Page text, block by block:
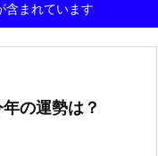
含まれています
の運勢は？